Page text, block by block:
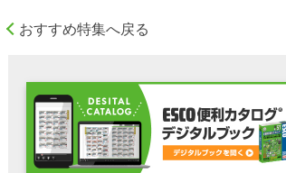
おすすめ特集へ戻る